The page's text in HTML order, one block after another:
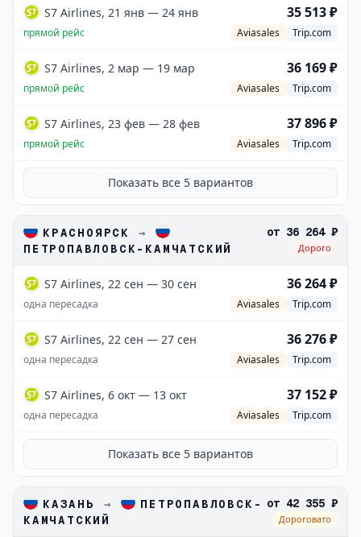
S7 Airlines, 21 янв — 24 янв 35 513 ₽
прямой рейс Aviasales Trip.com
S7 Airlines, 2 мар — 19 мар 36 169 ₽
прямой рейс Aviasales Trip.com
S7 Airlines, 23 фев — 28 фев 37 896 ₽
прямой рейс Aviasales Trip.com
Показать все 5 вариантов
КРАСНОЯРСК
→
ПЕТРОПАВЛОВСК-КАМЧАТСКИЙ
от 36 264 ₽
Дорого
S7 Airlines, 22 сен — 30 сен 36 264 ₽
одна пересадка Aviasales Trip.com
S7 Airlines, 22 сен — 27 сен 36 276 ₽
одна пересадка Aviasales Trip.com
S7 Airlines, 6 окт — 13 окт 37 152 ₽
одна пересадка Aviasales Trip.com
Показать все 5 вариантов
КАЗАНЬ →
ПЕТРОПАВЛОВСК-
КАМЧАТСКИЙ
от 42 355 ₽
Дороговато